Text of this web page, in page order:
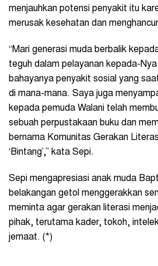
menjauhkan potensi penyakit itu
merusak kesehatan dan
“Mari generasi muda berbalik
teguh dalam pelayanan kepada-
bahayanya penyakit sosial yang
di mana-mana. Saya juga
kepada pemuda Walani telah
sebuah perpustakaan buku dan
bernama Komunitas Gerakan
‘Bintang’,” kata Sepi.
Sepi mengapresiasi anak muda
belakangan getol menggerakkan
meminta agar gerakan literasi
pihak, terutama kader, tokoh,
jemaat. (*)